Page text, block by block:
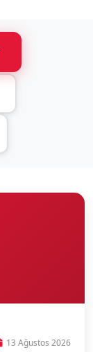
13 Ağustos 2026